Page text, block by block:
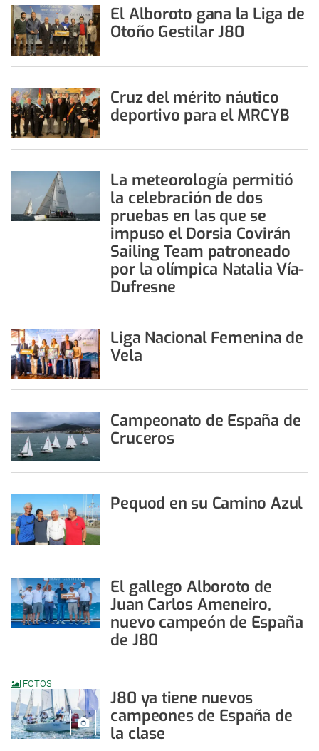
El Alboroto gana la Liga de
Otoño Gestilar J80
Cruz del mérito náutico
deportivo para el MRCYB
La meteorología permitió
la celebración de dos
pruebas en las que se
impuso el Dorsia Covirán
Sailing Team patroneado
por la olímpica Natalia Vía-
Dufresne
Liga Nacional Femenina de
Vela
Campeonato de España de
Cruceros
Pequod en su Camino Azul
El gallego Alboroto de
Juan Carlos Ameneiro,
nuevo campeón de España
de J80
FOTOS
J80 ya tiene nuevos
campeones de España de
la clase